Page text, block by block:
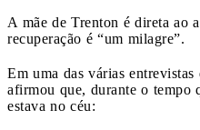
A mãe de Trenton é direta ao
recuperação é “um milagre”.
Em uma das várias
afirmou que, durante o tempo
estava no céu: